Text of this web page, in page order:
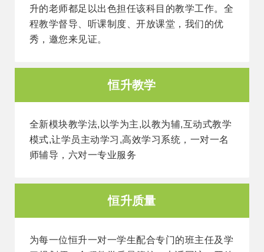
升的老师都足以出色担任该科目的教学工作。全
程教学督导、听课制度、开放课堂，我们的优
秀，邀您来见证。
恒升教学
全新模块教学法,以学为主,以教为辅,互动式教学
模式,让学员主动学习,高效学习系统，一对一名
师辅导，六对一专业服务
恒升质量
为每一位恒升一对一学生配合专门的班主任及学